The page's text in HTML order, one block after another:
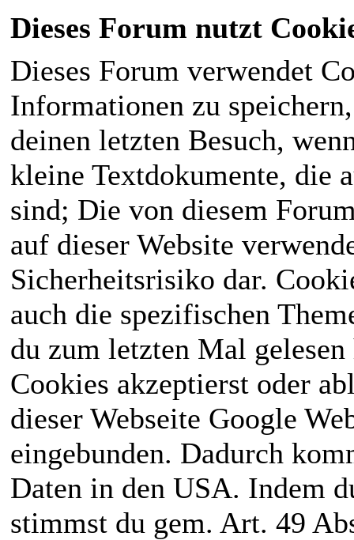
Dieses Forum nutzt
Dieses Forum verwendet
Informationen zu
deinen letzten Besuch,
kleine Textdokumente, die
sind; Die von diesem
auf dieser Website
Sicherheitsrisiko dar.
auch die spezifischen
du zum letzten Mal
Cookies akzeptierst oder
dieser Webseite Google
eingebunden. Dadurch
Daten in den USA. Indem
stimmst du gem. Art. 49